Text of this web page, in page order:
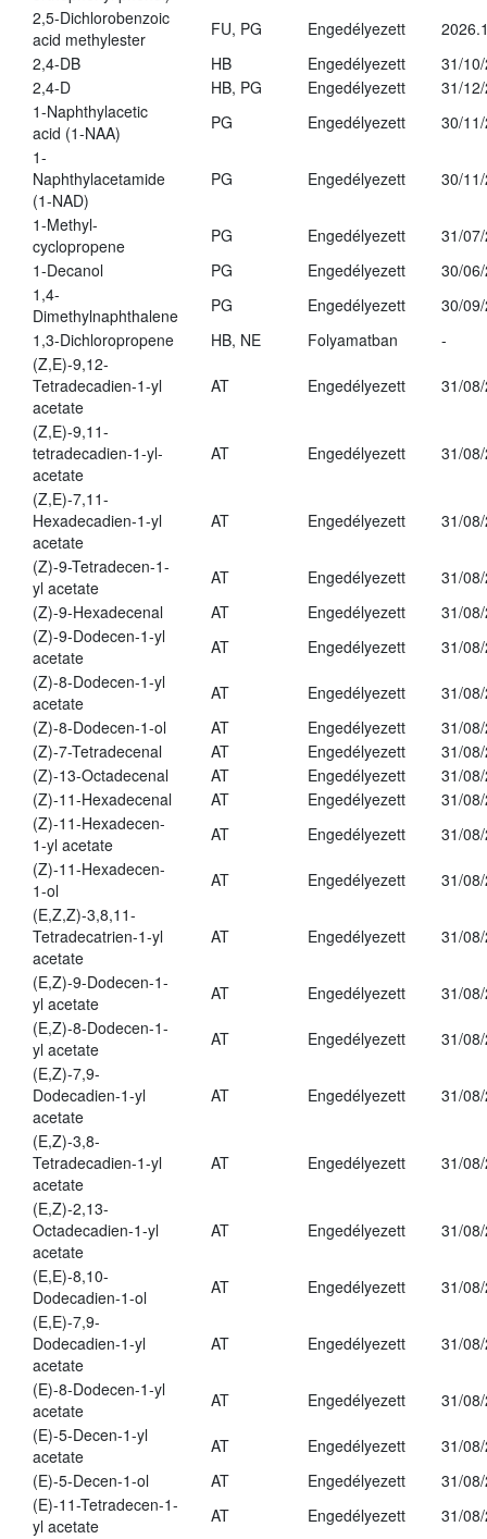
2,5-Dichlorobenzoic
acid methylester
FU, PG Engedélyezett
2,4-DB
HB Engedélyezett
31/
2,4-D
HB, PG Engedélyezett
31/
1-Naphthylacetic
acid (1-NAA)
PG Engedélyezett
30/
1-
Naphthylacetamide
(1-NAD)
PG Engedélyezett 30/
1-Methyl-
cyclopropene
PG Engedélyezett
31/
1-Decanol
PG Engedélyezett
30/
1,4-
Dimethylnaphthalene
PG Engedélyezett
30/
1,3-Dichloropropene
HB, NE Folyamatban
-
(Z,E)-9,12-
Tetradecadien-1-yl
acetate
AT Engedélyezett 31/
(Z,E)-9,11-
tetradecadien-1-yl-
acetate
AT Engedélyezett 31/
(Z,E)-7,11-
Hexadecadien-1-yl
acetate
AT Engedélyezett 31/
(Z)-9-Tetradecen-1-
yl acetate
AT Engedélyezett
31/
(Z)-9-Hexadecenal
AT Engedélyezett
31/
(Z)-9-Dodecen-1-yl
acetate
AT Engedélyezett
31/
(Z)-8-Dodecen-1-yl
acetate
AT Engedélyezett
31/
(Z)-8-Dodecen-1-ol
AT Engedélyezett
31/
(Z)-7-Tetradecenal
AT Engedélyezett
31/
(Z)-13-Octadecenal
AT Engedélyezett
31/
(Z)-11-Hexadecenal
AT Engedélyezett
31/
(Z)-11-Hexadecen-
1-yl acetate
AT Engedélyezett
31/
(Z)-11-Hexadecen-
1-ol
AT Engedélyezett
31/
(E,Z,Z)-3,8,11-
Tetradecatrien-1-yl
acetate
AT Engedélyezett 31/
(E,Z)-9-Dodecen-1-
yl acetate
AT Engedélyezett
31/
(E,Z)-8-Dodecen-1-
yl acetate
AT Engedélyezett
31/
(E,Z)-7,9-
Dodecadien-1-yl
acetate
AT Engedélyezett 31/
(E,Z)-3,8-
Tetradecadien-1-yl
acetate
AT Engedélyezett 31/
(E,Z)-2,13-
Octadecadien-1-yl
acetate
AT Engedélyezett 31/
(E,E)-8,10-
Dodecadien-1-ol
AT Engedélyezett
31/
(E,E)-7,9-
Dodecadien-1-yl
acetate
AT Engedélyezett 31/
(E)-8-Dodecen-1-yl
acetate
AT Engedélyezett
31/
(E)-5-Decen-1-yl
acetate
AT Engedélyezett
31/
(E)-5-Decen-1-ol
AT Engedélyezett
31/
(E)-11-Tetradecen-1-
yl acetate
AT Engedélyezett 31/